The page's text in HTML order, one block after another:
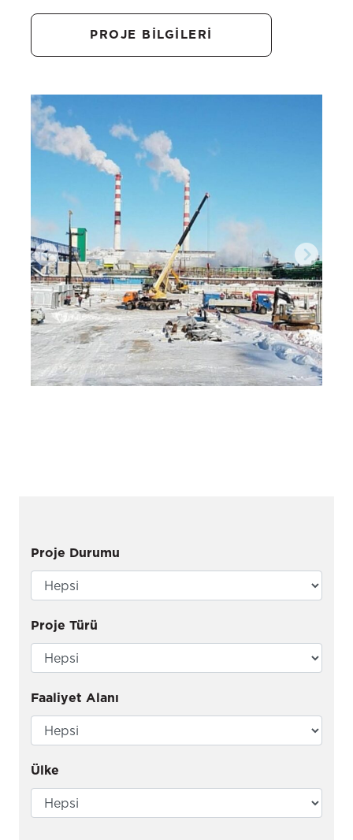
PROJE BİLGİLERİ
Proje Durumu
Proje Türü
Faaliyet Alanı
Ülke